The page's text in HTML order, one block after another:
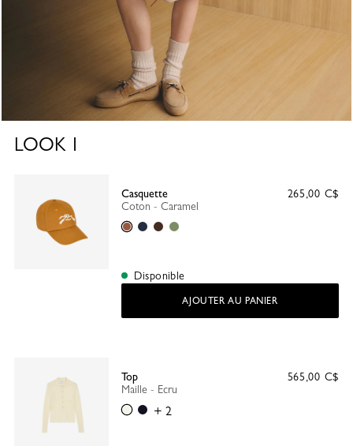
LOOK 1
Casquette
Coton - Caramel
Caramel
Marine
MokaLichen
265,00 C$
Disponible
AJOUTER AU PANIER
Top
Maille - Ecru
EcruNoir+ 2
565,00 C$